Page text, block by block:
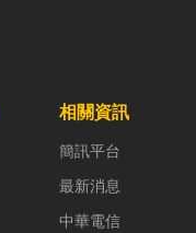
麼？它跟傳統
裝瓦斯有什麼
差別？天然瓦
斯...
相關資訊
簡訊平台
最新消息
中華電信